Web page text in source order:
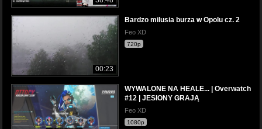
00:23
Bardzo milusia burza w Opolu cz. 2
Feo XD
720p
WYWALONE NA HEALE... | Overwatch
#12 | JESIONY GRAJĄ
Feo XD
1080p